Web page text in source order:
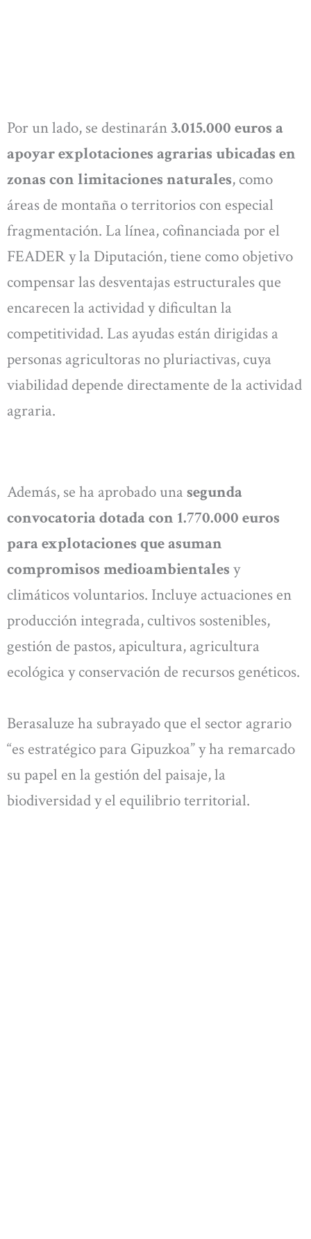
Por un lado, se destinarán3.015.000 euros a
apoyar explotaciones agrarias ubicadas en
zonas con limitaciones naturales, como
áreas de montaña o territorios con especial
fragmentación. La línea, cofinanciada por el
FEADER y la Diputación, tiene como objetivo
compensar las desventajas estructurales que
encarecen la actividad y dificultan la
competitividad. Las ayudas están dirigidas a
personas agricultoras no pluriactivas, cuya
viabilidad depende directamente de la actividad
agraria.
Además, se ha aprobado una segunda
convocatoria dotada con 1.770.000 euros
para explotaciones que asuman
compromisos medioambientales y
climáticos voluntarios. Incluye actuaciones en
producción integrada, cultivos sostenibles,
gestión de pastos, apicultura, agricultura
ecológica y conservación de recursos genéticos.
Berasaluze ha subrayado que el sector agrario
“es estratégico para Gipuzkoa” y ha remarcado
su papel en la gestión del paisaje, la
biodiversidad y el equilibrio territorial.